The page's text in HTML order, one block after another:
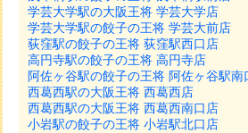
学芸大学駅の大阪王将 学芸大学店
学芸大学駅の餃子の王将 学芸大前店
荻窪駅の餃子の王将 荻窪駅西口店
高円寺駅の餃子の王将 高円寺店
阿佐ヶ谷駅の餃子の王将 阿佐ヶ谷駅南
西葛西駅の大阪王将 西葛西店
西葛西駅の大阪王将 西葛西南口店
小岩駅の餃子の王将 小岩駅北口店